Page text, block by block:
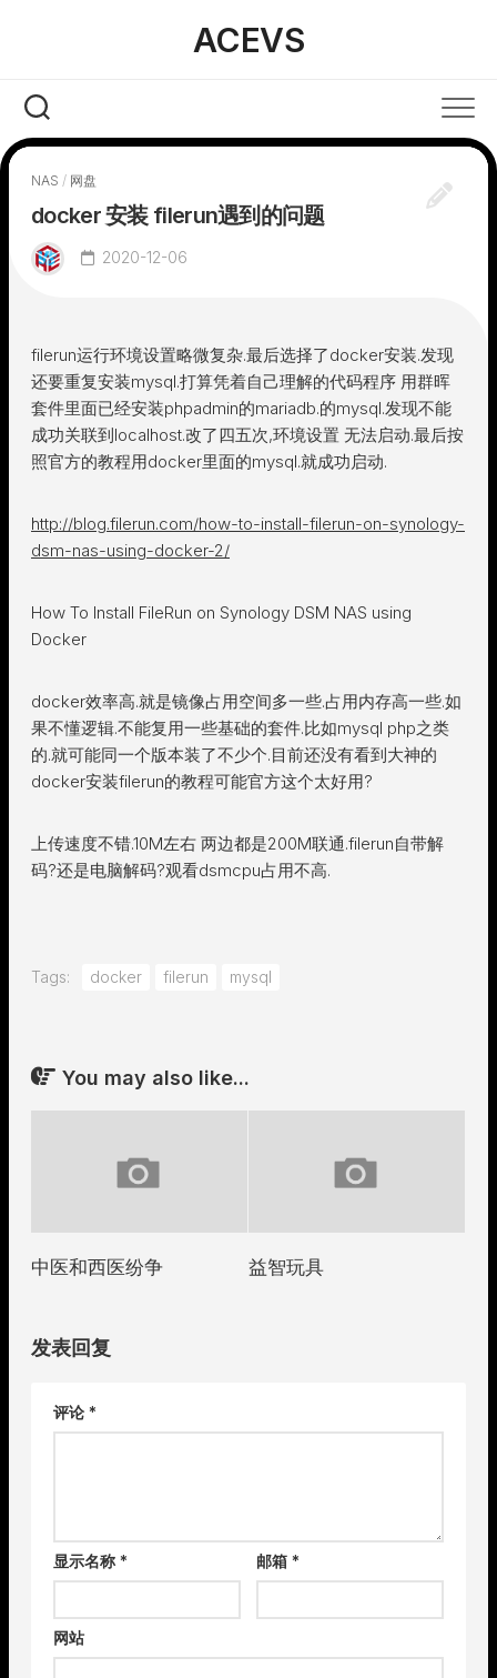
ACEVS
NAS / 网盘
docker 安装 filerun遇到的问题
2020-12-06
filerun运行环境设置略微复杂.最后选择了docker安装.发现
还要重复安装mysql.打算凭着自己理解的代码程序 用群晖
套件里面已经安装phpadmin的mariadb.的mysql.发现不能
成功关联到localhost.改了四五次,环境设置 无法启动.最后按
照官方的教程用docker里面的mysql.就成功启动.
http://blog.filerun.com/how-to-install-filerun-on-synology-
dsm-nas-using-docker-2/
How To Install FileRun on Synology DSM NAS using
Docker
docker效率高.就是镜像占用空间多一些.占用内存高一些.如
果不懂逻辑.不能复用一些基础的套件.比如mysql php之类
的.就可能同一个版本装了不少个.目前还没有看到大神的
docker安装filerun的教程可能官方这个太好用?
上传速度不错.10M左右 两边都是200M联通.filerun自带解
码?还是电脑解码?观看dsmcpu占用不高.
Tags: docker filerun mysql
You may also like...
中医和西医纷争 益智玩具
发表回复
评论 *
显示名称 * 邮箱*
网站